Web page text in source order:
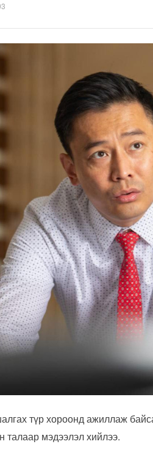
түр хороонд ажиллаж
талаар мэдээлэл хийлээ.